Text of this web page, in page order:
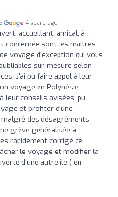
4 years ago
accueillant, amical, à
concernée sont les maitres
voyage d'exception qui vous
sur-mesure selon
J'ai pu faire appel à leur
voyage en Polynésie
leur conseils avisées, pu
et profiter d'une
des désagréments
grève généralisée à
rapidement corrigé ce
le voyage et modifier la
d'une autre île ( en